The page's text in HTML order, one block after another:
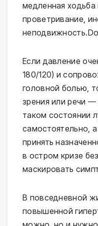
медленная ходьба
проветривание,
Если давление
180/120) и
головной болью,
зрения или речи —
таком состоянии
самостоятельно,
принять
в остром кризе
маскировать
В повседневной
повышенной